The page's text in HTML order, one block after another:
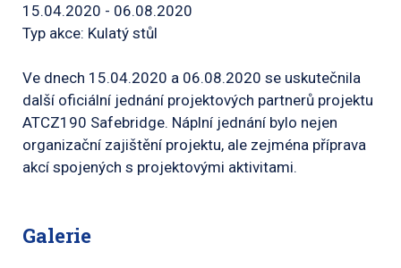
15.04.2020 - 06.08.2020
Typ akce: Kulatý stůl
Ve dnech 15.04.2020 a 06.08.2020 se uskutečnila
další oficiální jednání projektových partnerů projektu
ATCZ190 Safebridge. Náplní jednání bylo nejen
organizační zajištění projektu, ale zejména příprava
akcí spojených s projektovými aktivitami.
Galerie